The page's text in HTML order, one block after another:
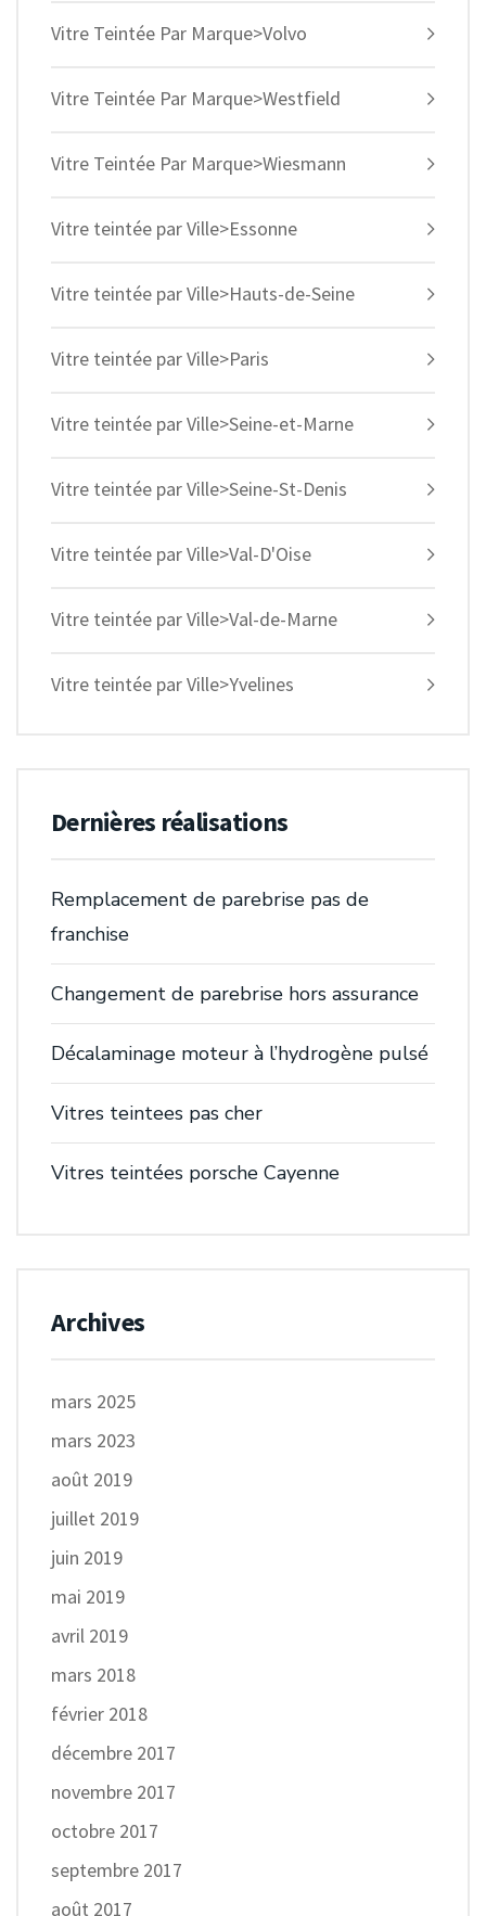
Vitre Teintée Par Marque>Volvo
Vitre Teintée Par Marque>Westfield
Vitre Teintée Par Marque>Wiesmann
Vitre teintée par Ville>Essonne
Vitre teintée par Ville>Hauts-de-Seine
Vitre teintée par Ville>Paris
Vitre teintée par Ville>Seine-et-Marne
Vitre teintée par Ville>Seine-St-Denis
Vitre teintée par Ville>Val-D'Oise
Vitre teintée par Ville>Val-de-Marne
Vitre teintée par Ville>Yvelines
Dernières réalisations
Remplacement de parebrise pas de
franchise
Changement de parebrise hors assurance
Décalaminage moteur à l’hydrogène pulsé
Vitres teintees pas cher
Vitres teintées porsche Cayenne
Archives
mars 2025
mars 2023
août 2019
juillet 2019
juin 2019
mai 2019
avril 2019
mars 2018
février 2018
décembre 2017
novembre 2017
octobre 2017
septembre 2017
août 2017